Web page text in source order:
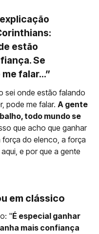
estão
Se
falar...”
sei onde estão falando
pode me falar. A gente
todo mundo se
que acho que ganhar
força do elenco, a força
e por que a gente
em clássico
"É especial ganhar
mais confiança